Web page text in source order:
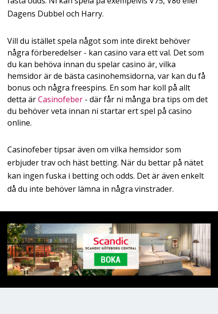
Dagens Dubbel och Harry.
Vill du istället spela något som inte direkt behöver
några förberedelser - kan casino vara ett val. Det som
du kan behöva innan du spelar casino är, vilka
hemsidor är de bästa casinohemsidorna, var kan du få
bonus och några freespins. En som har koll på allt
detta ärCasinofeber - där får ni många bra tips om det
du behöver veta innan ni startar ert spel på casino
online.
Casinofeber tipsar även om vilka hemsidor som
erbjuder trav och häst betting. När du bettar på nätet
kan ingen fuska i betting och odds. Det är även enkelt
då du inte behöver lämna in några vinstrader.